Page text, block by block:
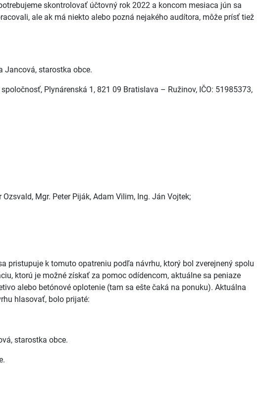
skontrolovať účtovný rok 2022 a koncom mesiaca jún sa
ale ak má niekto alebo pozná nejakého audítora, môže prísť tiež
Jancová, starostka obce.
Plynárenská 1, 821 09 Bratislava – Ružinov, IČO: 51985373,
Mgr. Peter Piják, Adam Vilim, Ing. Ján Vojtek;
pristupuje k tomuto opatreniu podľa návrhu, ktorý bol zverejnený spolu
ktorú je možné získať za pomoc odídencom, aktuálne sa peniaze
alebo betónové oplotenie (tam sa ešte čaká na ponuku). Aktuálna
hlasovať, bolo prijaté:
starostka obce.